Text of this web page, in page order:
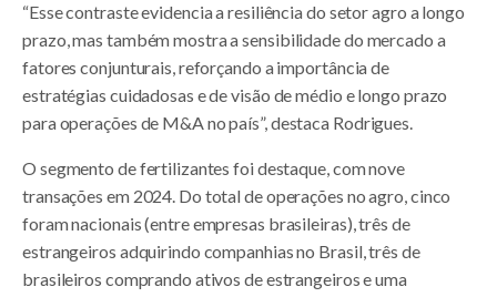
“Esse contraste evidencia a resiliência do setor agro a longo
prazo, mas também mostra a sensibilidade do mercado a
fatores conjunturais, reforçando a importância de
estratégias cuidadosas e de visão de médio e longo prazo
para operações de M&A no país”, destaca Rodrigues.
O segmento de fertilizantes foi destaque, com nove
transações em 2024. Do total de operações no agro, cinco
foram nacionais (entre empresas brasileiras), três de
estrangeiros adquirindo companhias no Brasil, três de
brasileiros comprando ativos de estrangeiros e uma